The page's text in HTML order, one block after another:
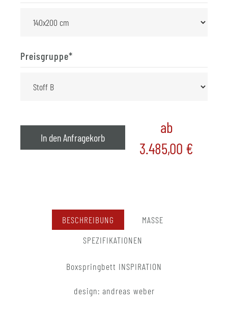
Preisgruppe*
In den Anfragekorb
ab
3.485,00 €
BESCHREIBUNG
MASSE
SPEZIFIKATIONEN
Boxspringbett INSPIRATION
design: andreas weber